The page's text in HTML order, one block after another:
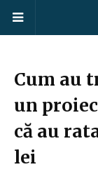
Cum au
un
că au
lei